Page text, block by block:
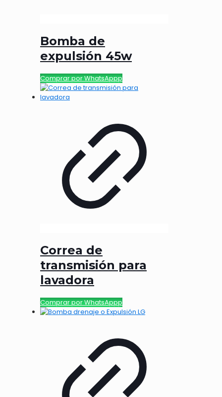
Bomba de
expulsión 45w
Comprar por WhatsAppp
Correa de
transmisión para
lavadora
Comprar por WhatsAppp